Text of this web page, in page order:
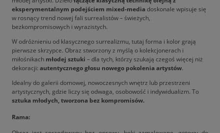
eksperymentalnym podejściem mixed-mediadoskonale wpisuje się
w rosnący trend nowej fali surrealistów – świeżych,
bezkompromisowych i wyrazistych.
W odróżnieniu od klasycznego surrealizmu, tutaj forma i kolor grają
pierwsze skrzypce. Obraz stworzony z myślą o kolekcjonerach i
miłośnikach młodej sztuki – dla tych, którzy szukają czegoś więcej niż
dekoracji: autentycznego głosu nowego pokolenia artystów.
Idealny do galerii domowej, nowoczesnych wnętrz lub przestrzeni
artystycznych, gdzie liczy się odwaga, osobowość i indywidualizm. To
sztuka młodych, tworzona bez kompromisów.
Rama: